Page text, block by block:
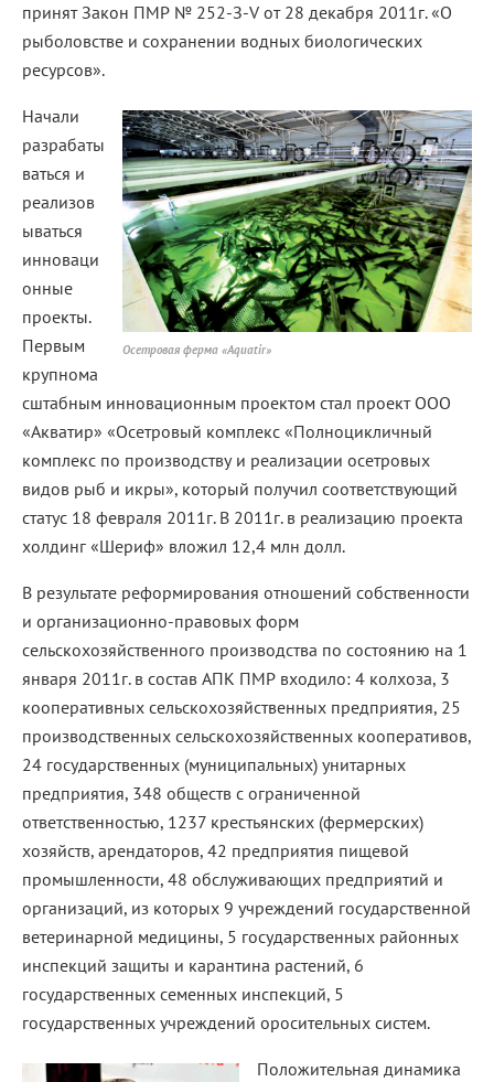
принят Закон ПМР № 252-З-V от 28 декабря 2011г. «О
рыболовстве и сохранении водных биологических
ресурсов».
Осетровая ферма «Aquatir»
Начали
разрабаты
ваться и
реализов
ываться
инноваци
онные
проекты.
Первым
крупнома
сштабным инновационным проектом стал проект ООО
«Акватир» «Осетровый комплекс «Полноцикличный
комплекс по производству и реализации осетровых
видов рыб и икры», который получил соответствующий
статус 18 февраля 2011г. В 2011г. в реализацию проекта
холдинг «Шериф» вложил 12,4 млн долл.
В результате реформирования отношений собственности
и организационно-правовых форм
сельскохозяйственного производства по состоянию на 1
января 2011г. в состав АПК ПМР входило: 4 колхоза, 3
кооперативных сельскохозяйственных предприятия, 25
производственных сельскохозяйственных кооперативов,
24 государственных (муниципальных) унитарных
предприятия, 348 обществ с ограниченной
ответственностью, 1237 крестьянских (фермерских)
хозяйств, арендаторов, 42 предприятия пищевой
промышленности, 48 обслуживающих предприятий и
организаций, из которых 9 учреждений государственной
ветеринарной медицины, 5 государственных районных
инспекций защиты и карантина растений, 6
государственных семенных инспекций, 5
государственных учреждений оросительных систем.
Положительная динамика